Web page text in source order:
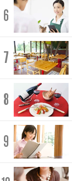
6
7
8
9